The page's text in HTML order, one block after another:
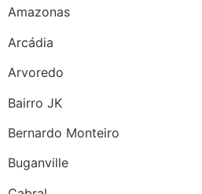
Amazonas
Arcádia
Arvoredo
Bairro JK
Bernardo Monteiro
Buganville